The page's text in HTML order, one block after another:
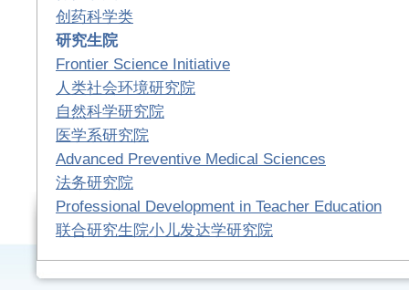
创药科学类
研究生院
Frontier Science Initiative
人类社会环境研究院
自然科学研究院
医学系研究院
Advanced Preventive Medical Sciences
法务研究院
Professional Development in Teacher Education
联合研究生院小儿发达学研究院